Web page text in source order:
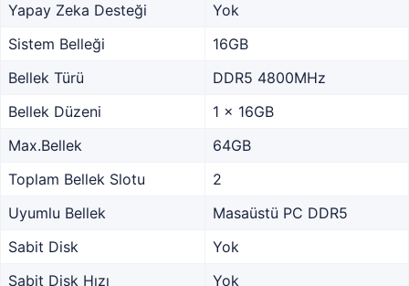
Yapay Zeka Desteği
Yok
Sistem Belleği
16GB
Bellek Türü
DDR5 4800MHz
Bellek Düzeni
1 x 16GB
Max.Bellek
64GB
Toplam Bellek Slotu
2
Uyumlu Bellek
Masaüstü PC DDR5
Sabit Disk
Yok
Sabit Disk Hızı
Yok